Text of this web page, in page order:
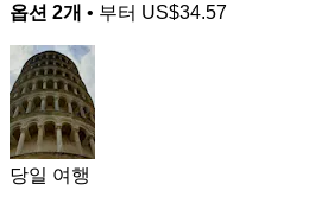
옵션 2개 • 부터 US$34.57
당일 여행